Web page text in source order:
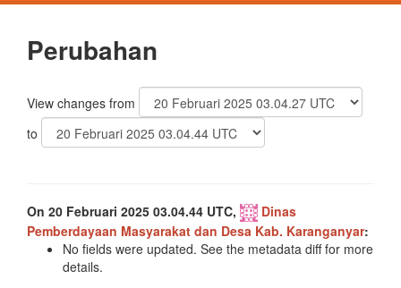
Perubahan
View changes from
to
On 20 Februari 2025 03.04.44 UTC,
Dinas
Pemberdayaan Masyarakat dan Desa Kab. Karanganyar:
No fields were updated. See the metadata diff for more
details.